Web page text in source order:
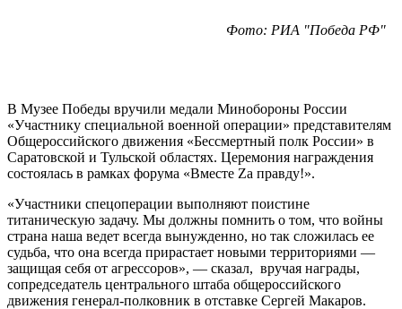
Фото: РИА "Победа РФ"
В Музее Победы вручили медали Минобороны России
«Участнику специальной военной операции» представителям
Общероссийского движения «Бессмертный полк России» в
Саратовской и Тульской областях. Церемония награждения
состоялась в рамках форума «Вместе Zа правду!».
«Участники спецоперации выполняют поистине
титаническую задачу. Мы должны помнить о том, что войны
страна наша ведет всегда вынужденно, но так сложилась ее
судьба, что она всегда прирастает новыми территориями —
защищая себя от агрессоров», — сказал, вручая награды,
сопредседатель центрального штаба общероссийского
движения генерал-полковник в отставке Сергей Макаров.